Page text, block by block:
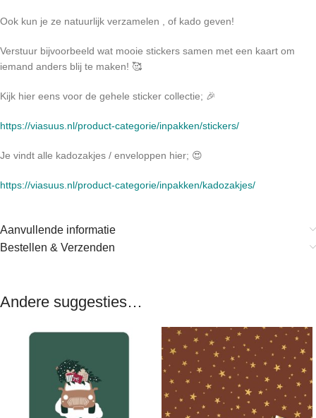
Ook kun je ze natuurlijk verzamelen , of kado geven!
Verstuur bijvoorbeeld wat mooie stickers samen met een kaart om
iemand anders blij te maken! 🥰
Kijk hier eens voor de gehele sticker collectie; 🎉
https://viasuus.nl/product-categorie/inpakken/stickers/
Je vindt alle kadozakjes / enveloppen hier; 😍
https://viasuus.nl/product-categorie/inpakken/kadozakjes/
Aanvullende informatie
Bestellen & Verzenden
Andere suggesties…